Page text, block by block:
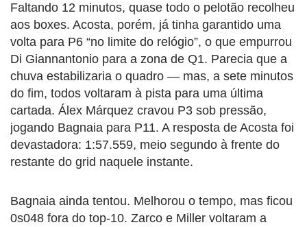
Faltando 12 minutos, quase todo o pelotão recolheu
aos boxes. Acosta, porém, já tinha garantido uma
volta para P6 “no limite do relógio”, o que empurrou
Di Giannantonio para a zona de Q1. Parecia que a
chuva estabilizaria o quadro — mas, a sete minutos
do fim, todos voltaram à pista para uma última
cartada. Álex Márquez cravou P3 sob pressão,
jogando Bagnaia para P11. A resposta de Acosta foi
devastadora: 1:57.559, meio segundo à frente do
restante do grid naquele instante.
Bagnaia ainda tentou. Melhorou o tempo, mas ficou
0s048 fora do top-10. Zarco e Miller voltaram a